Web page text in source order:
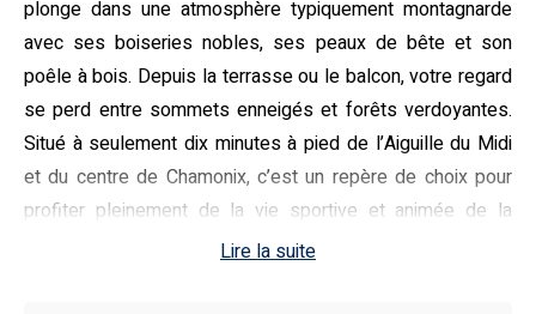
plonge dans une atmosphère typiquement montagnarde
avec ses boiseries nobles, ses peaux de bête et son
poêle à bois. Depuis la terrasse ou le balcon, votre regard
se perd entre sommets enneigés et forêts verdoyantes.
Situé à seulement dix minutes à pied de l’Aiguille du Midi
et du centre de Chamonix, c’est un repère de choix pour
profiter pleinement de la vie sportive et animée de la
Lire la suite